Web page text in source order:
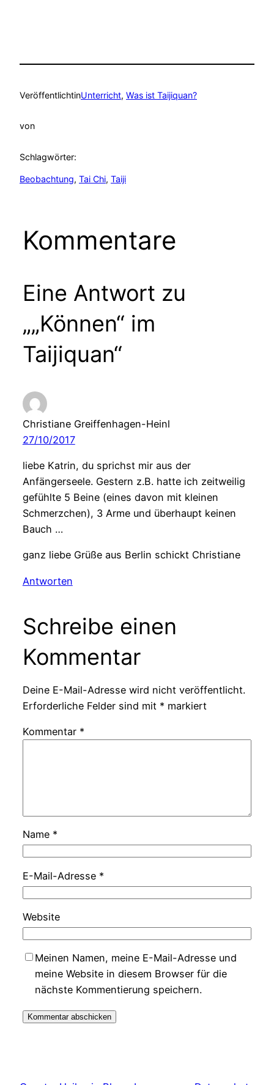
VeröffentlichtinUnterricht, Was ist Taijiquan?
von
Schlagwörter:
Beobachtung, Tai Chi, Taiji
Kommentare
Eine Antwort zu
„„Können“ im
Taijiquan“
Christiane Greiffenhagen-Heinl
27/10/2017
liebe Katrin, du sprichst mir aus der
Anfängerseele. Gestern z.B. hatte ich zeitweilig
gefühlte 5 Beine (eines davon mit kleinen
Schmerzchen), 3 Arme und überhaupt keinen
Bauch …
ganz liebe Grüße aus Berlin schickt Christiane
Antworten
Schreibe einen
Kommentar
Deine E-Mail-Adresse wird nicht veröffentlicht.
Erforderliche Felder sind mit * markiert
Kommentar *
Name *
E-Mail-Adresse *
Website
Meinen Namen, meine E-Mail-Adresse und
meine Website in diesem Browser für die
nächste Kommentierung speichern.